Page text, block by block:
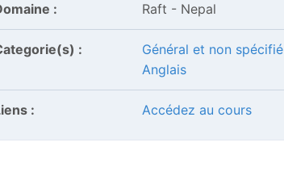
: Raft - Nepal
:
Général et non spécifié
Anglais
: Accédez au cours